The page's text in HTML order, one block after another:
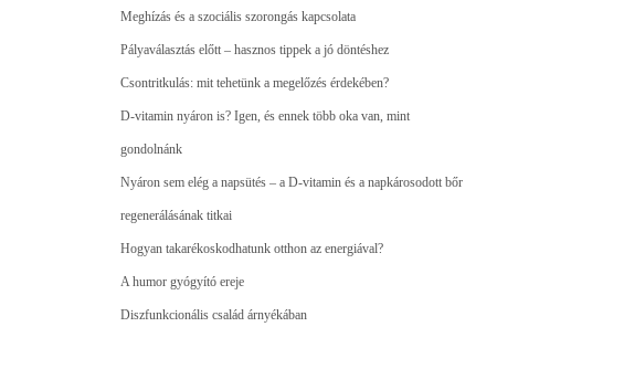
Meghízás és a szociális szorongás kapcsolata
Pályaválasztás előtt – hasznos tippek a jó döntéshez
Csontritkulás: mit tehetünk a megelőzés érdekében?
D-vitamin nyáron is? Igen, és ennek több oka van, mint
gondolnánk
Nyáron sem elég a napsütés – a D-vitamin és a napkárosodott bőr
regenerálásának titkai
Hogyan takarékoskodhatunk otthon az energiával?
A humor gyógyító ereje
Diszfunkcionális család árnyékában